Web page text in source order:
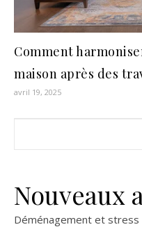
Comment
maison après des
avril 19, 2025
Nouveaux
Déménagement et